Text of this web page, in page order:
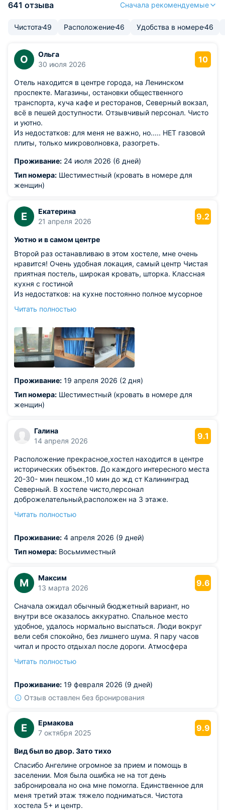
641 отзыва Сначала рекомендуемые
Чистота49 Расположение46 Удобства в номере46
О
Ольга
30 июля 2026
10
Отель находится в центре города, на Ленинском
проспекте. Магазины, остановки общественного
транспорта, куча кафе и ресторанов, Северный вокзал,
всё в пешей доступности. Отзывчивый персонал. Чисто
и уютно.
Из недостатков: для меня не важно, но..... НЕТ газовой
плиты, только микроволновка, разогреть.
Проживание: 24 июля 2026 (6 дней)
Тип номера: Шестиместный (кровать в номере для
женщин)
Е
Екатерина
21 апреля 2026
9.2
Уютно и в самом центре
Второй раз останавливаю в этом хостеле, мне очень
нравится! Очень удобная локация, самый центр Чистая
приятная постель, широкая кровать, шторка. Классная
кухня с гостиной
Из недостатков: на кухне постоянно полное мусорное
целом кухня не очень тщательно убирается. Ночью
открытыми для проветривания
Читать полностью
Проживание: 19 апреля 2026 (2 дня)
Тип номера: Шестиместный (кровать в номере для
женщин)
Галина
14 апреля 2026
9.1
Расположение прекрасное,хостел находится в центре
исторических объектов. До каждого интересного места
20-30- мин пешком.,10 мин до жд ст Калининград
Северный. В хостеле чисто,персонал
доброжелательный,расположен на 3 этаже.
магистрали имеет свой минус--шум транспорта.Для
Читать полностью
Проживание: 4 апреля 2026 (9 дней)
Тип номера: Восьмиместный
М
Максим
13 марта 2026
9.6
Сначала ожидал обычный бюджетный вариант, но
внутри все оказалось аккуратно. Спальное место
удобное, удалось нормально выспаться. Люди вокруг
вели себя спокойно, без лишнего шума. Я пару часов
читал и просто отдыхал после дороги. Атмосфера
классическую гостиницу. Но в этом есть своя простота
мешал. Утром спокойно собрал вещи и поехал дальше.
Из недостатков: утром в общей зоне бывает
Читать полностью
Проживание: 19 февраля 2026 (9 дней)
Отзыв оставлен без бронирования
Е
Ермакова
7 октября 2025
9.9
Вид был во двор. Зато тихо
Спасибо Ангелине огромное за прием и помощь в
заселении. Моя была ошибка не на тот день
забронировала но она мне помогла. Единственное для
меня третий этаж тяжело подниматься. Чистота
хостела 5+ и центр.